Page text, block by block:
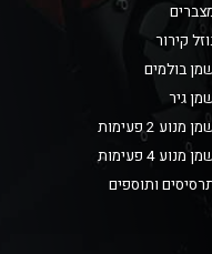
קירור
בולמים
גיר
מנוע 2 פעימות
מנוע 4 פעימות
ותוספים